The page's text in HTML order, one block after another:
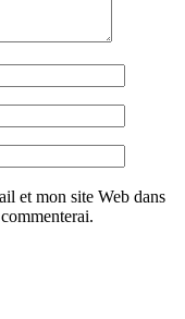
et mon site Web dans